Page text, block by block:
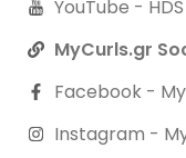
YouTube - HDS
MyCurls.gr
Facebook -
Instagram -